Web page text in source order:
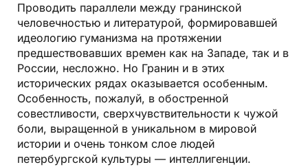
Проводить параллели между гранинской
человечностью и литературой, формировавшей
идеологию гуманизма на протяжении
предшествовавших времен как на Западе, так и в
России, несложно. Но Гранин и в этих
исторических рядах оказывается особенным.
Особенность, пожалуй, в обостренной
совестливости, сверхчувствительности к чужой
боли, выращенной в уникальном в мировой
истории и очень тонком слое людей
петербургской культуры — интеллигенции.